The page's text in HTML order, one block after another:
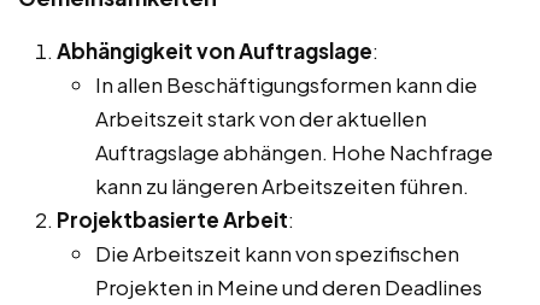
Abhängigkeit von Auftragslage:
In allen Beschäftigungsformen kann die
Arbeitszeit stark von der aktuellen
Auftragslage abhängen. Hohe Nachfrage
kann zu längeren Arbeitszeiten führen.
Projektbasierte Arbeit:
Die Arbeitszeit kann von spezifischen
Projekten in Meine und deren Deadlines